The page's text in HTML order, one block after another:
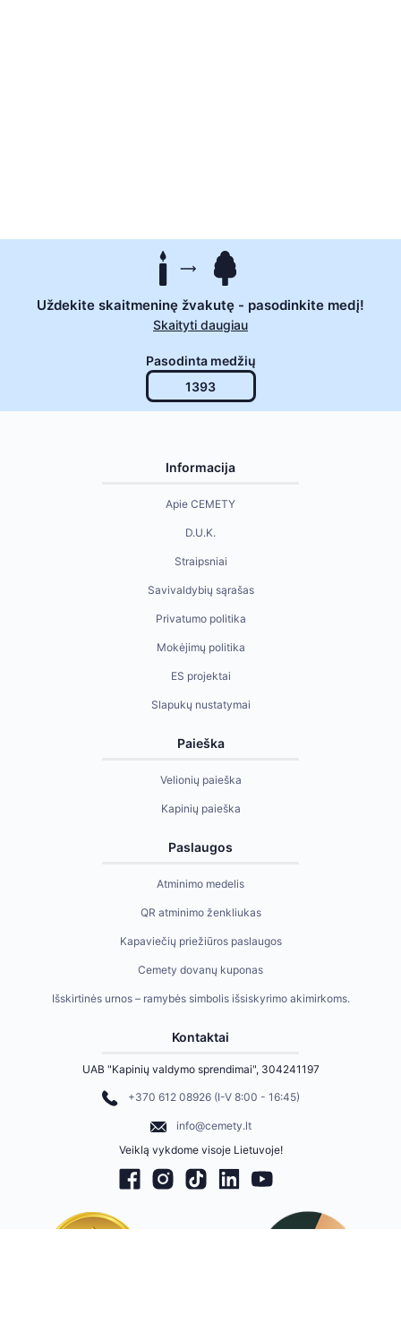
Uždekite skaitmeninę žvakutę - pasodinkite medį!
Skaityti daugiau
Pasodinta medžių
1393
Informacija
Apie CEMETY
D.U.K.
Straipsniai
Savivaldybių sąrašas
Privatumo politika
Mokėjimų politika
ES projektai
Slapukų nustatymai
Paieška
Velionių paieška
Kapinių paieška
Paslaugos
Atminimo medelis
QR atminimo ženkliukas
Kapaviečių priežiūros paslaugos
Cemety dovanų kuponas
Išskirtinės urnos – ramybės simbolis išsiskyrimo akimirkoms.
Kontaktai
UAB "Kapinių valdymo sprendimai", 304241197
+370 612 08926 (I-V 8:00 - 16:45)
info@cemety.lt
Veiklą vykdome visoje Lietuvoje!